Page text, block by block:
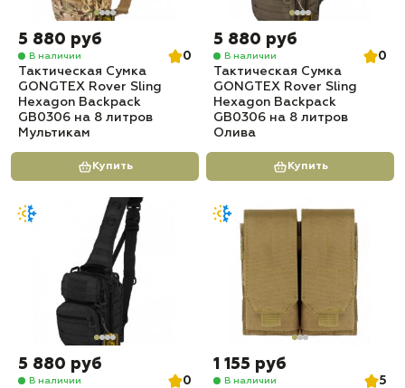
5 880 руб
В наличии
0
Тактическая Сумка
GONGTEX Rover Sling
Hexagon Backpack
GB0306 на 8 литров
Мультикам
Купить
5 880 руб
В наличии
0
Тактическая Сумка
GONGTEX Rover Sling
Hexagon Backpack
GB0306 на 8 литров
Олива
Купить
5 880 руб
В наличии
0
1 155 руб
В наличии
5